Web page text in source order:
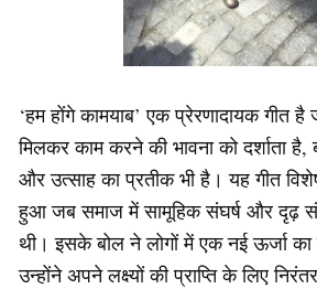
‘हम होंगे कामयाब’ एक प्रेरणादायक गीत
मिलकर काम करने की भावना को दर्शाता
और उत्साह का प्रतीक भी है। यह गीत
हुआ जब समाज में सामूहिक संघर्ष और दृढ़
थी। इसके बोल ने लोगों में एक नई ऊर्जा
उन्होंने अपने लक्ष्यों की प्राप्ति के लिए